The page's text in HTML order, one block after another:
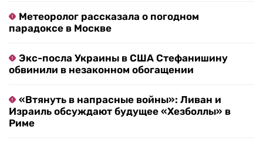
Метеоролог рассказала о погодном
парадоксе в Москве
Экс-посла Украины в США Стефанишину
обвинили в незаконном обогащении
«Втянуть в напрасные войны»: Ливан и
Израиль обсуждают будущее «Хезболлы» в
Риме